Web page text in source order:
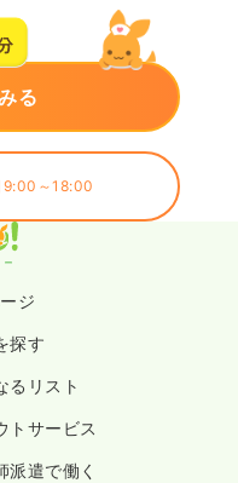
る
9:00～18:00
ジ
探す
るリスト
トサービス
派遣で働く